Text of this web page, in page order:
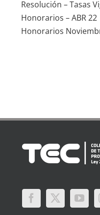
Resolución – Tasas
Honorarios – ABR 22
Honorarios